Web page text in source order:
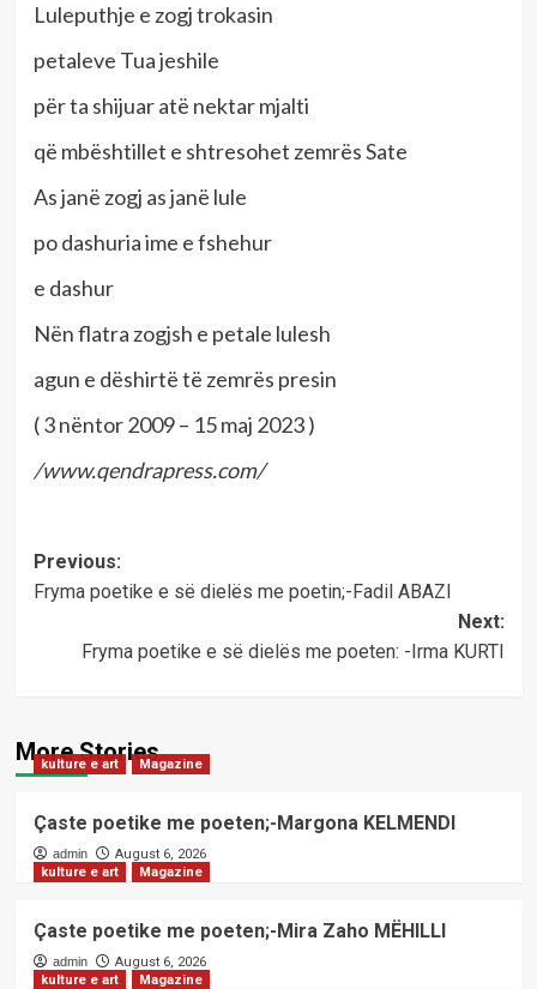
Luleputhje e zogj trokasin
petaleve Tua jeshile
për ta shijuar atë nektar mjalti
që mbështillet e shtresohet zemrës Sate
As janë zogj as janë lule
po dashuria ime e fshehur
e dashur
Nën flatra zogjsh e petale lulesh
agun e dëshirtë të zemrës presin
( 3 nëntor 2009 – 15 maj 2023 )
/www.qendrapress.com/
Post
navigation
Previous:
Fryma poetike e së dielës me poetin;-Fadil ABAZI
Next:
Fryma poetike e së dielës me poeten: -Irma KURTI
More Stories
kulture e art Magazine
Çaste poetike me poeten;-Margona KELMENDI
admin
August 6, 2026
kulture e art
Magazine
Çaste poetike me poeten;-Mira Zaho MËHILLI
admin
August 6, 2026
kulture e art
Magazine